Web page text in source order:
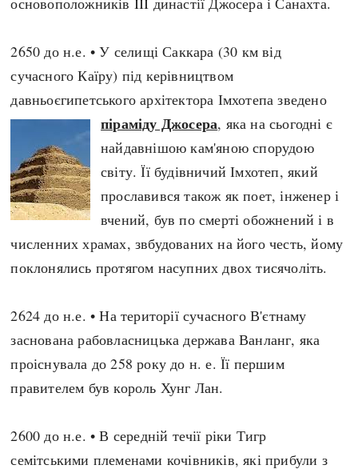
2650 до н.е. • У селищі Саккара (30 км від
сучасного Каїру) під керівництвом
давньоєгипетського архітектора Імхотепа зведено
піраміду Джосера, яка на сьогодні є
найдавнішою кам'яною спорудою
світу. Її будівничий Імхотеп, який
прославився також як поет, інженер і
вчений, був по смерті обожнений і в
численних храмах, звбудованих на його честь, йому
поклонялись протягом насупних двох тисячоліть.
2624 до н.е. • На території сучасного В'єтнаму
заснована рабовласницька держава Ванланг, яка
проіснувала до 258 року до н. е. Її першим
правителем був король Хунг Лан.
2600 до н.е. • В середній течії ріки Тигр
семітськими племенами кочівників, які прибули з